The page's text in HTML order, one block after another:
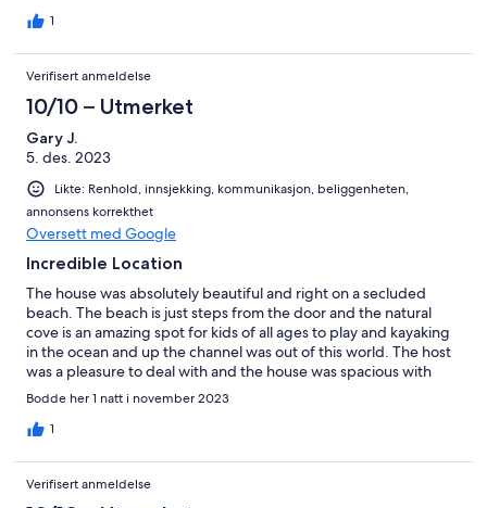
1
Verifisert anmeldelse
10/10 – Utmerket
Gary J.
5. des. 2023
Likte: Renhold, innsjekking, kommunikasjon, beliggenheten,
annonsens korrekthet
Oversett med Google
Incredible Location
The house was absolutely beautiful and right on a secluded
beach. The beach is just steps from the door and the natural
cove is an amazing spot for kids of all ages to play and kayaking
in the ocean and up the channel was out of this world. The host
was a pleasure to deal with and the house was spacious with
incredible views. I will definitely be coming back.
Bodde her 1 natt i november 2023
1
Verifisert anmeldelse